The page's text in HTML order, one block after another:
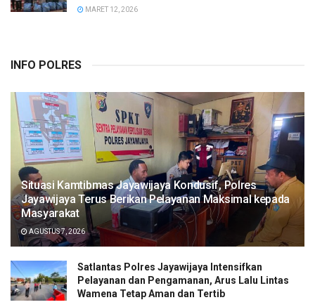
MARET 12, 2026
INFO POLRES
Situasi Kamtibmas Jayawijaya Kondusif, Polres
Jayawijaya Terus Berikan Pelayanan Maksimal kepada
Masyarakat
AGUSTUS 7, 2026
Satlantas Polres Jayawijaya Intensifkan
Pelayanan dan Pengamanan, Arus Lalu Lintas
Wamena Tetap Aman dan Tertib